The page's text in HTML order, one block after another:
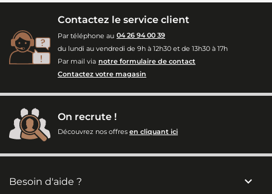
Contactez le service client
Par téléphone au 04 26 94 00 39
du lundi au vendredi de 9h à 12h30 et de 13h30 à 17h
Par mail via notre formulaire de contact
Contactez votre magasin
On recrute !
Découvrez nos offres en cliquant ici
Besoin d'aide ? 